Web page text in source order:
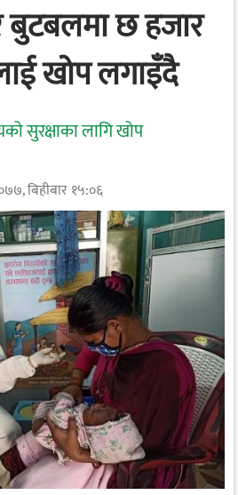
बुटबलमा छ हजार
खोप लगाइँदै
सुरक्षाका लागि खोप
बिहीबार १५:०६